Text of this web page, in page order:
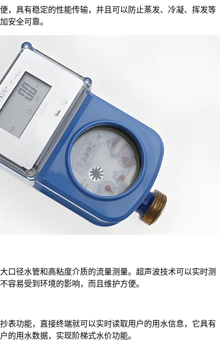
具有稳定的性能传输，并且可以防止蒸发、冷凝、挥发等
安全可靠。
径水管和高粘度介质的流量测量。超声波技术可以实时测
容易受到环境的影响，而且维护方便。
功能，直接终端就可以实时读取用户的用水信息，它具有
的用水数据，实现阶梯式水价功能。